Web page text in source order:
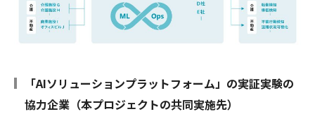
「AIソリューションプラットフォーム」の実証実験の
協力企業（本プロジェクトの共同実施先）